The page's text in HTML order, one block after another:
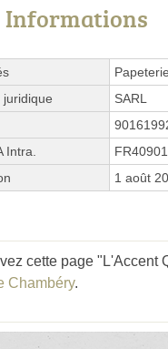
Informations
Papeterie
juridique
SARL
Intra.
1 août
cette page "L'Accent
Chambéry.